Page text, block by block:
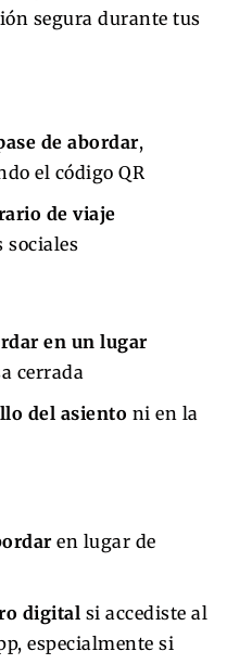
segura durante tus
de abordar,
el código QR
de viaje
sociales
en un lugar
cerrada
del asiento ni en la
en lugar de
digital si accediste al
especialmente si